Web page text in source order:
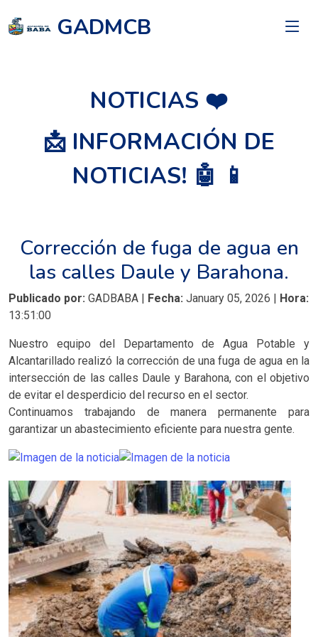
GADMCB
NOTICIAS ❤️
📩 INFORMACIÓN DE
NOTICIAS! 🤖 📱
Corrección de fuga de agua en
las calles Daule y Barahona.
Publicado por: GADBABA | Fecha: January 05, 2026 | Hora:
13:51:00
Nuestro equipo del Departamento de Agua Potable y
Alcantarillado realizó la corrección de una fuga de agua en la
intersección de las calles Daule y Barahona, con el objetivo
de evitar el desperdicio del recurso en el sector.
Continuamos trabajando de manera permanente para
garantizar un abastecimiento eficiente para nuestra gente.